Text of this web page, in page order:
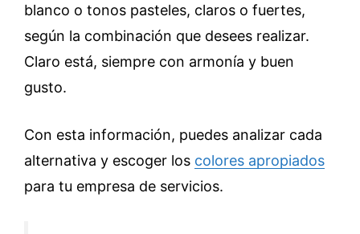
blanco o tonos pasteles, claros o fuertes,
según la combinación que desees realizar.
Claro está, siempre con armonía y buen
gusto.
Con esta información, puedes analizar cada
alternativa y escoger los colores apropiados
para tu empresa de servicios.